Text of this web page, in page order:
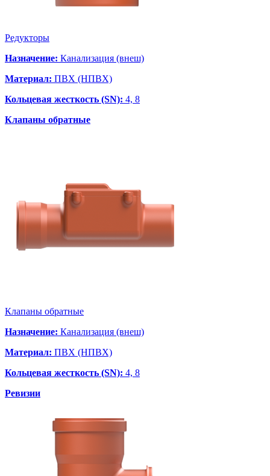
Редукторы
Назначение: Канализация (внеш)
Материал: ПВХ (НПВХ)
Кольцевая жесткость (SN): 4, 8
Клапаны обратные
Клапаны обратные
Назначение: Канализация (внеш)
Материал: ПВХ (НПВХ)
Кольцевая жесткость (SN): 4, 8
Ревизии